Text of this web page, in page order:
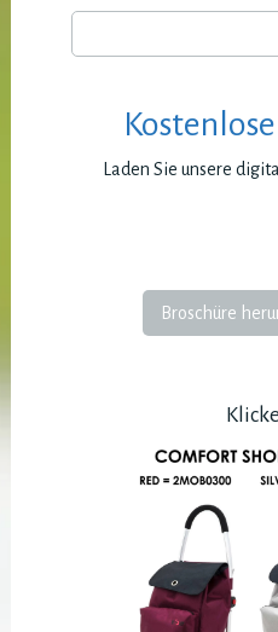
Laden Sie unsere
Broschüre